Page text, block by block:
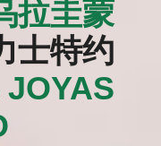
拉圭蒙
士特约